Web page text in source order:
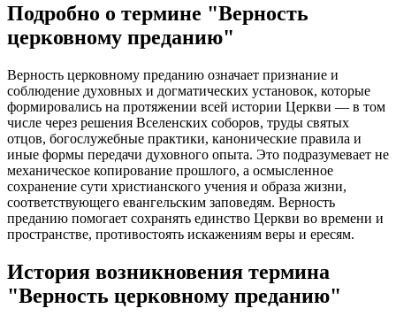
Подробно о термине "Верность
церковному преданию"
Верность церковному преданию означает признание и
соблюдение духовных и догматических установок, которые
формировались на протяжении всей истории Церкви — в том
числе через решения Вселенских соборов, труды святых
отцов, богослужебные практики, канонические правила и
иные формы передачи духовного опыта. Это подразумевает не
механическое копирование прошлого, а осмысленное
сохранение сути христианского учения и образа жизни,
соответствующего евангельским заповедям. Верность
преданию помогает сохранять единство Церкви во времени и
пространстве, противостоять искажениям веры и ересям.
История возникновения термина
"Верность церковному преданию"